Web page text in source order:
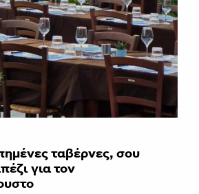
ταβέρνες, σου
για τον